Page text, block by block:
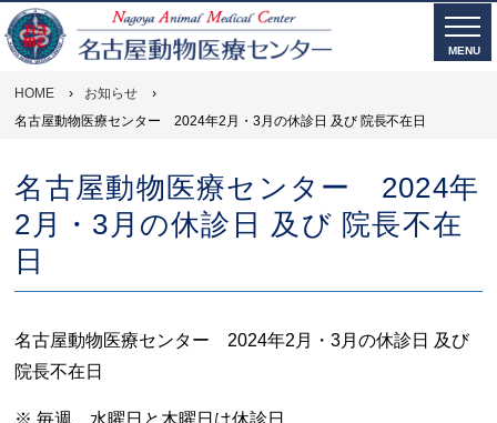
MENU
HOME › お知らせ
›
名古屋動物医療センター 2024年2月・3月の休診日 及び 院長不在日
名古屋動物医療センター 2024年
2月・3月の休診日 及び 院長不在
日
名古屋動物医療センター 2024年2月・3月の休診日 及び
院長不在日